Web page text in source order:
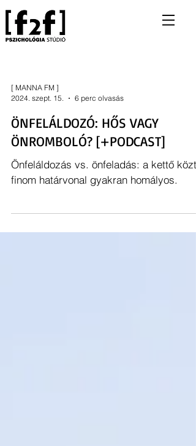
[ MANNA FM ]
2024. szept. 15.
6 perc olvasás
ÖNFELÁLDOZÓ: HŐS VAGY
ÖNROMBOLÓ? [+PODCAST]
Önfeláldozás vs. önfeladás: a kettő közti
finom határvonal gyakran homályos.